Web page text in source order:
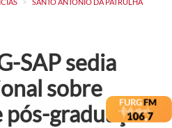
SAP sedia
sobre
pós-graduação